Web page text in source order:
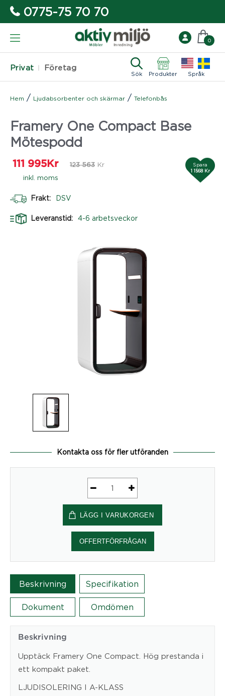
0775-75 70 70
Privat Företag
Sök Produkter Språk
0
Hem / Ljudabsorbenter och skärmar / Telefonbås
Framery One Compact Base
Mötespodd
111 995 Kr
inkl. moms
123 563 Kr Spara
1 1568 Kr
Frakt: DSV
Leveranstid: 4-6 arbetsveckor
Kontakta oss för fler utföranden
Framery
One
Compact
Base
Mötespodd
mängd
LÄGG I VARUKORGEN
OFFERTFÖRFRÅGAN
Beskrivning Specifikation
Dokument Omdömen
Beskrivning
Upptäck Framery One Compact. Hög prestanda i
ett kompakt paket.
LJUDISOLERING I A-KLASS